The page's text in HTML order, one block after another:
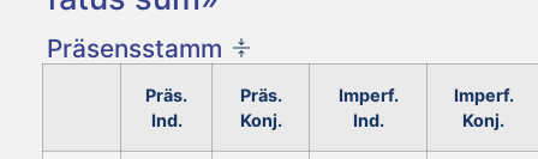
Präsensstamm
Präs.
Ind.
Präs.
Konj.
Imperf.
Ind.
Imperf.
Konj.